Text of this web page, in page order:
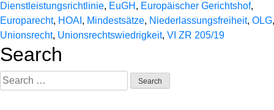
Dienstleistungsrichtlinie, EuGH , Europäischer Gerichtshof,
Europarecht, HOAI , Mindestsätze, Niederlassungsfreiheit, OLG,
Unionsrecht, Unionsrechtswiedrigkeit, VI ZR 205/19
Search
Search
for: